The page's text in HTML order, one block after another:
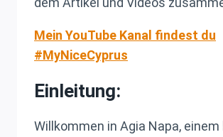
Mein YouTube Kanal findest du
#MyNiceCyprus
Einleitung:
Willkommen in Agia Napa, einem